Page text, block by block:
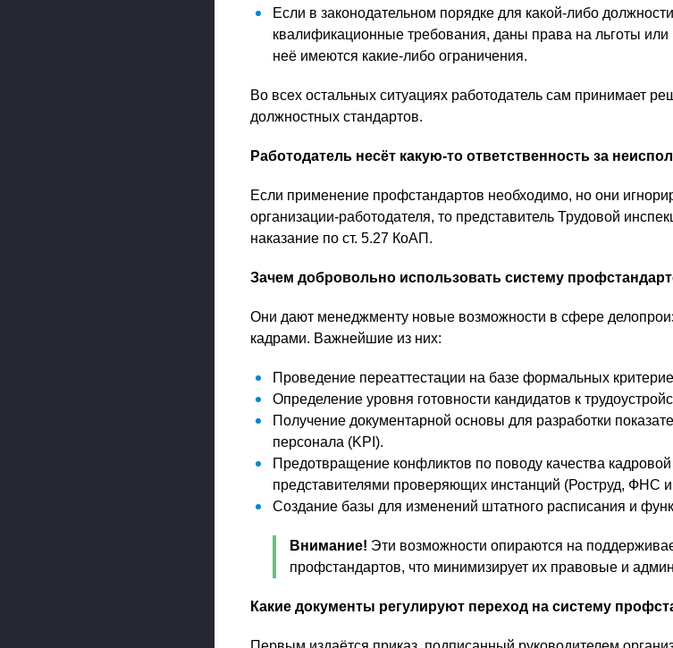
Если в законодательном порядке для какой-либо
квалификационные требования, даны права на льготы или
неё имеются какие-либо ограничения.
Во всех остальных ситуациях работодатель сам принимает
должностных стандартов.
Работодатель несёт какую-то ответственность за
Если применение профстандартов необходимо, но они
организации-работодателя, то представитель Трудовой
наказание по ст. 5.27 КоАП.
Зачем добровольно использовать систему
Они дают менеджменту новые возможности в сфере
кадрами. Важнейшие из них:
Проведение переаттестации на базе формальных
Определение уровня готовности кандидатов к
Получение документарной основы для разработки
персонала (KPI).
Предотвращение конфликтов по поводу качества
представителями проверяющих инстанций (Роструд, ФНС и
Создание базы для изменений штатного расписания и
Внимание! Эти возможности опираются на
профстандартов, что минимизирует их правовые и
Какие документы регулируют переход на систему